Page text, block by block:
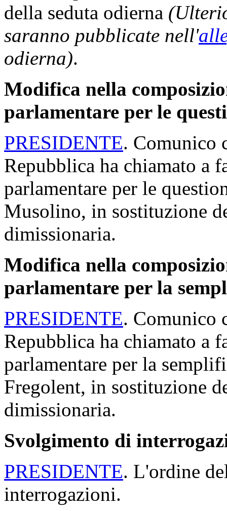
della seduta odierna
saranno pubblicate nell'
odierna).
Modifica nella
parlamentare per le
PRESIDENTE. Comunico
Repubblica ha chiamato a
parlamentare per le
Musolino, in sostituzione
dimissionaria.
Modifica nella
parlamentare per la
PRESIDENTE. Comunico
Repubblica ha chiamato a
parlamentare per la
Fregolent, in sostituzione
dimissionaria.
Svolgimento di
PRESIDENTE. L'ordine
interrogazioni.